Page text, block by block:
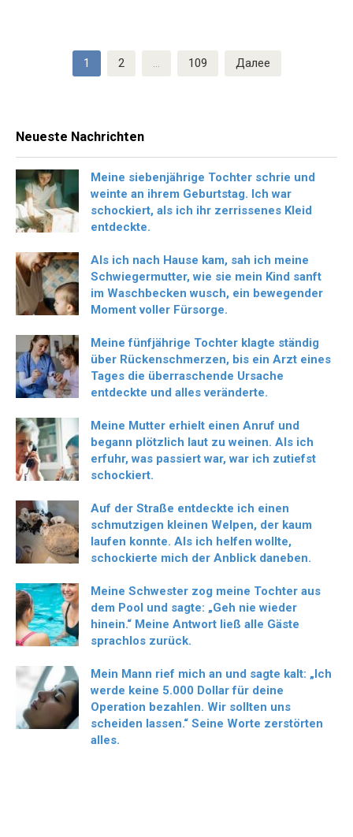
1 2 … 109 Далее
Neueste Nachrichten
Meine siebenjährige Tochter schrie und
weinte an ihrem Geburtstag. Ich war
schockiert, als ich ihr zerrissenes Kleid
entdeckte.
Als ich nach Hause kam, sah ich meine
Schwiegermutter, wie sie mein Kind sanft
im Waschbecken wusch, ein bewegender
Moment voller Fürsorge.
Meine fünfjährige Tochter klagte ständig
über Rückenschmerzen, bis ein Arzt eines
Tages die überraschende Ursache
entdeckte und alles veränderte.
Meine Mutter erhielt einen Anruf und
begann plötzlich laut zu weinen. Als ich
erfuhr, was passiert war, war ich zutiefst
schockiert.
Auf der Straße entdeckte ich einen
schmutzigen kleinen Welpen, der kaum
laufen konnte. Als ich helfen wollte,
schockierte mich der Anblick daneben.
Meine Schwester zog meine Tochter aus
dem Pool und sagte: „Geh nie wieder
hinein.“ Meine Antwort ließ alle Gäste
sprachlos zurück.
Mein Mann rief mich an und sagte kalt: „Ich
werde keine 5.000 Dollar für deine
Operation bezahlen. Wir sollten uns
scheiden lassen.“ Seine Worte zerstörten
alles.